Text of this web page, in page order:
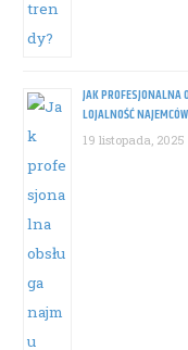
JAK PROFESJONALNA
LOJALNOŚĆ
19 listopada, 2025